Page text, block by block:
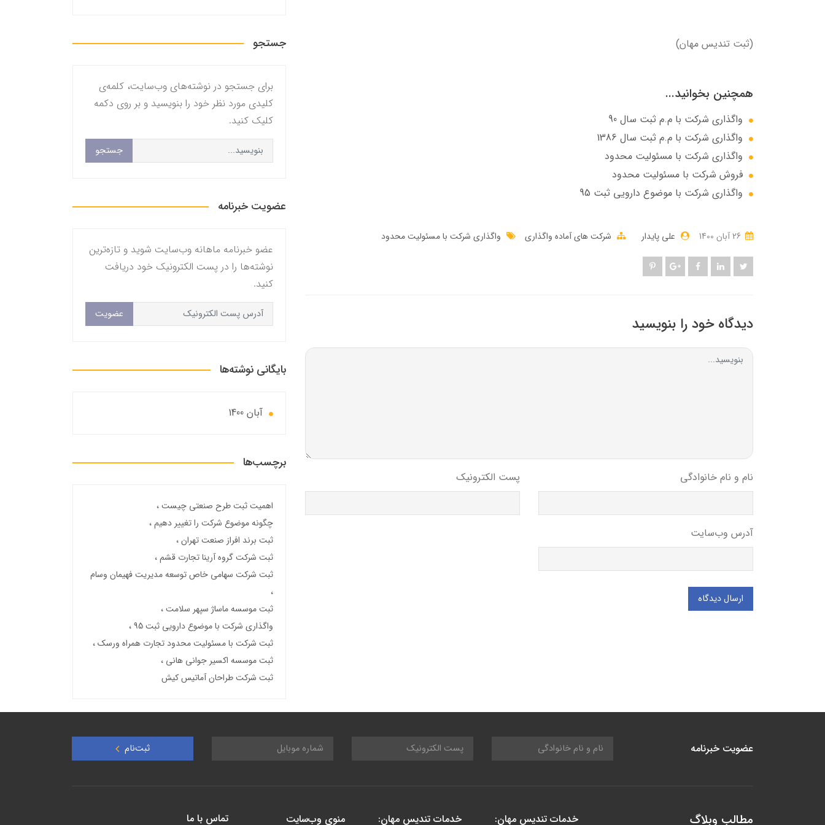
(ثبت تندیس مهان)
همچنین بخوانید...
واگذاری شرکت با م.م ثبت سال 90
واگذاری شرکت با م.م ثبت سال 1386
واگذاری شرکت با مسئولیت محدود
فروش شرکت با مسئولیت محدود
واگذاری شرکت با موضوع دارویی ثبت 95
علی پایدار شرکت های آماده واگذاری واگذاری شرکت با مسئولیت محدود
دیدگاه خود را بنویسید
نام و نام خانوادگی پست الکترونیک
آدرس وب‌سایت
ارسال دیدگاه
جستجو
برای جستجو در نوشته‌های وب‌سایت، کلمه‌ی
کلیدی مورد نظر خود را بنویسید و بر روی دکمه
کلیک کنید.
جستجو
عضویت خبرنامه
عضو خبرنامه ماهانه وب‌سایت شوید و تازه‌ترین
نوشته‌ها را در پست الکترونیک خود دریافت
کنید.
عضویت
بایگانی نوشته‌ها
آبان 1400
برچسب‌ها
اهمیت ثبت طرح صنعتی چیست
چگونه موضوع شرکت را تغییر دهیم
ثبت برند افراز صنعت تهران
ثبت شرکت گروه آرینا تجارت قشم
ثبت شرکت سهامی خاص توسعه مدیریت فهیمان وسام
ثبت موسسه ماساژ سپهر سلامت
واگذاری شرکت با موضوع دارویی ثبت 95
ثبت شرکت با مسئولیت محدود تجارت همراه ورسک
ثبت موسسه اکسیر جوانی هانی
ثبت شرکت طراحان آماتیس کیش
عضویت خبرنامه ثبت‌نام
مطالب وبلاگ خدمات تندیس مهان: خدمات تندیس مهان: منوی وب‌سایت تماس با ما